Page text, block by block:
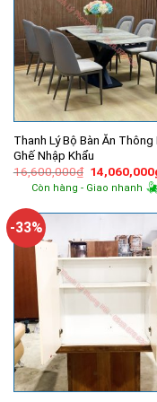
Thanh Lý Bộ Bàn Ăn Thông
Ghế Nhập Khẩu
16,600,000₫ Giá
gốc
là:
14,060,000
Còn hàng - Giao nhanh
-33%